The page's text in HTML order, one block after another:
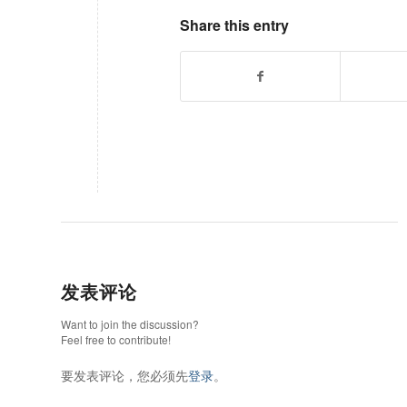
Share this entry
发表评论
Want to join the discussion?
Feel free to contribute!
要发表评论，您必须先登录。